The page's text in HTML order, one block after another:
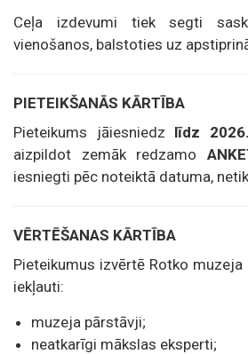
Ceļa izdevumi tiek segti
vienošanos, balstoties uz
PIETEIKŠANĀS KĀRTĪBA
Pieteikums jāiesniedz līdz
aizpildot
zemāk redzamo
iesniegti pēc noteiktā datuma,
VĒRTĒŠANAS KĀRTĪBA
Pieteikumus izvērtē Rotko
iekļauti:
muzeja pārstāvji;
neatkarīgi mākslas eksperti;